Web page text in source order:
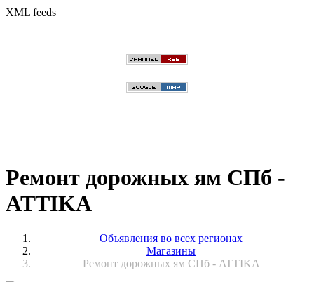
XML feeds
Ремонт дорожных ям СПб -
ATTIKA
Объявления во всех регионах
Магазины
Ремонт дорожных ям СПб - ATTIKA